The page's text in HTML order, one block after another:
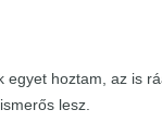
hoztam, az is
lesz.